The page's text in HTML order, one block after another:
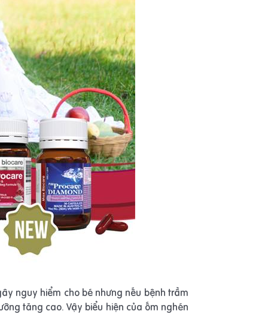
nguy hiểm cho bé nhưng nếu bệnh trầm
tăng cao. Vậy biểu hiện của ốm nghén